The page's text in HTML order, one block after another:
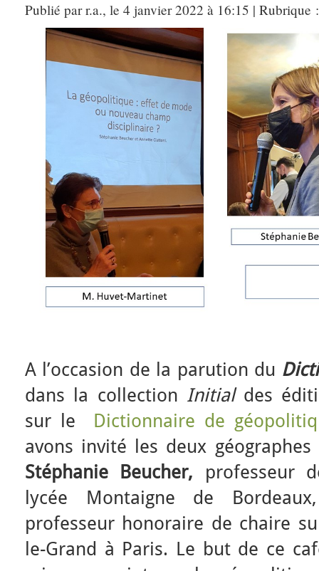
Publié par r.a., le 4 janvier 2022 à 16:15 | Rubrique
A l’occasion de la parution du
dans la collection Initial des
sur le
Dictionnaire de
avons invité les deux
Stéphanie Beucher, professeur
lycée Montaigne de
professeur honoraire de chaire
le-Grand à Paris. Le but de ce